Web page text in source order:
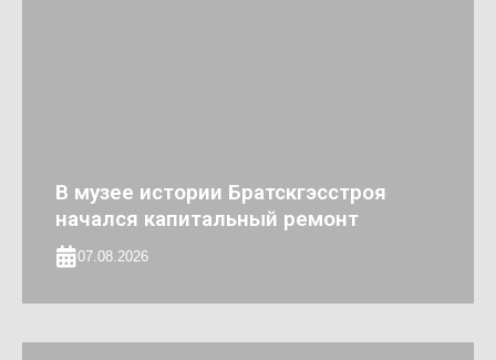
В музее истории Братскгэсстроя
начался капитальный ремонт
07.08.2026